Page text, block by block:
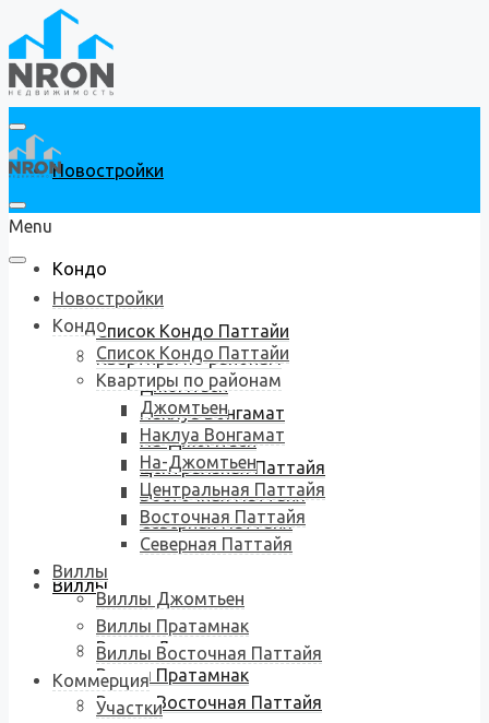
Новостройки
Кондо
Список Кондо Паттайи
Квартиры по районам
Джомтьен
Наклуа Вонгамат
На-Джомтьен
Центральная Паттайя
Восточная Паттайя
Северная Паттайя
Виллы
Виллы Джомтьен
Виллы Пратамнак
Виллы Восточная Паттайя
Menu
Новостройки
Кондо
Список Кондо Паттайи
Квартиры по районам
Джомтьен
Наклуа Вонгамат
На-Джомтьен
Центральная Паттайя
Восточная Паттайя
Северная Паттайя
Виллы
Виллы Джомтьен
Виллы Пратамнак
Виллы Восточная Паттайя
Коммерция
Участки